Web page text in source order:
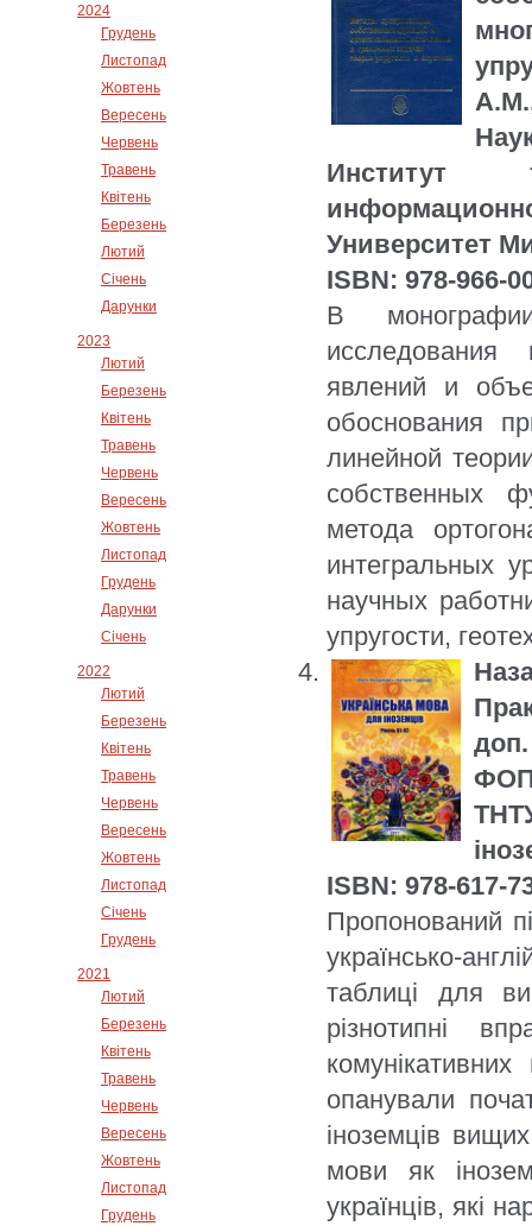
2024
Грудень
Листопад
Жовтень
Вересень
Червень
Травень
Квітень
Березень
Лютий
Січень
Дарунки
2023
Лютий
Березень
Квітень
Травень
Червень
Вересень
Жовтень
Листопад
Грудень
Дарунки
Січень
2022
Лютий
Березень
Квітень
Травень
Червень
Вересень
Жовтень
Листопад
Січень
Грудень
2021
Лютий
Березень
Квітень
Травень
Червень
Вересень
Жовтень
Листопад
Грудень
Институт
Университет
ISBN: 978-966-
В
исследования
явлений и
обоснования
линейной
собственных
метода
интегральных
научных
упругости,
ФОП
ISBN: 978-617-
Пропонований
українсько-
таблиці для
різнотипні
опанували
іноземців
мови як
українців, які